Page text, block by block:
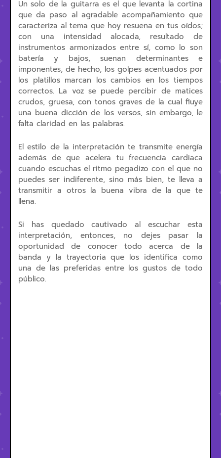
Un solo de la guitarra es el que levanta la cortina
que da paso al agradable acompañamiento que
caracteriza al tema que hoy resuena en tus oídos;
con una intensidad alocada, resultado de
instrumentos armonizados entre sí, como lo son
batería y bajos, suenan determinantes e
imponentes, de hecho, los golpes acentuados por
los platillos marcan los cambios en los tiempos
correctos. La voz se puede percibir de matices
crudos, gruesa, con tonos graves de la cual fluye
una buena dicción de los versos, sin embargo, le
falta claridad en las palabras.
El estilo de la interpretación te transmite energía
además de que acelera tu frecuencia cardiaca
cuando escuchas el ritmo pegadizo con el que no
puedes ser indiferente, sino más bien, te lleva a
transmitir a otros la buena vibra de la que te
llena.
Si has quedado cautivado al escuchar esta
interpretación, entonces, no dejes pasar la
oportunidad de conocer todo acerca de la
banda y la trayectoria que los identifica como
una de las preferidas entre los gustos de todo
público.